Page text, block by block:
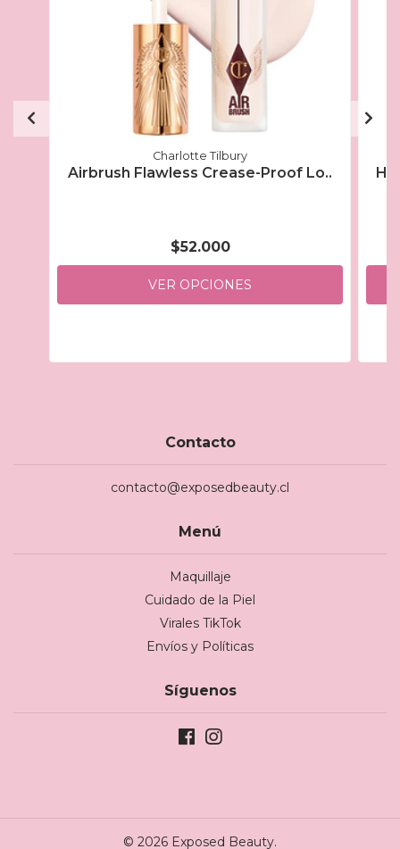
Charlotte Tilbury
Airbrush Flawless Crease-Proof Lo..
$52.000
VER OPCIONES
Contacto
contacto@exposedbeauty.cl
Menú
Maquillaje
Cuidado de la Piel
Virales TikTok
Envíos y Políticas
Síguenos
© 2026 Exposed Beauty.